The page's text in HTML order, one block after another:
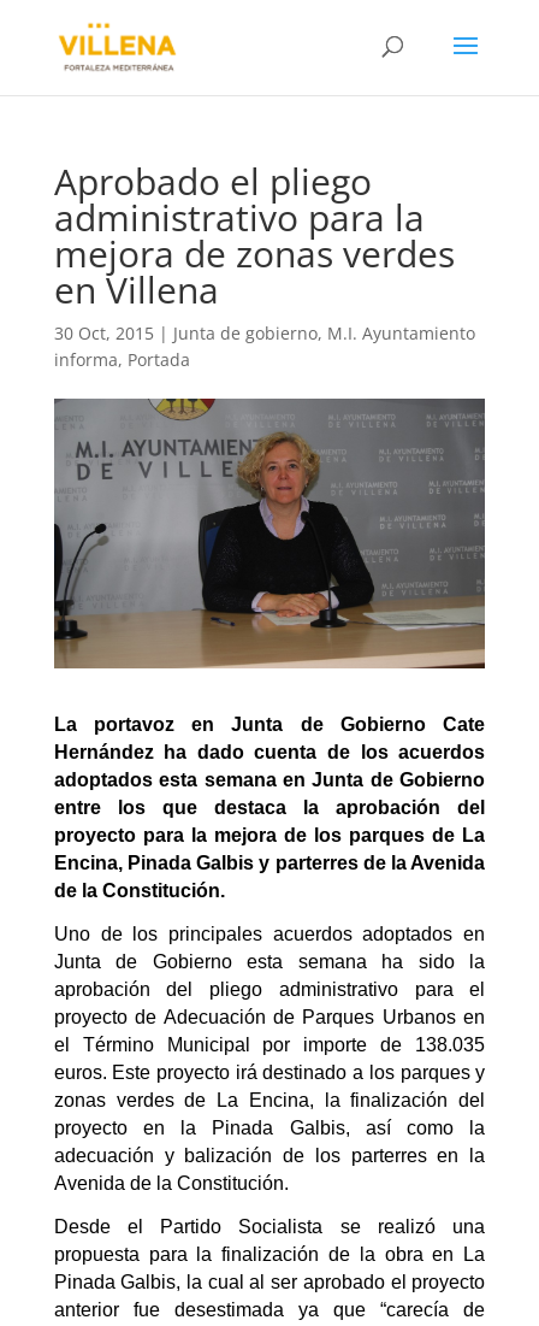
Aprobado el pliego
administrativo para la
mejora de zonas verdes
en Villena
30 Oct, 2015| Junta de gobierno, M.I. Ayuntamiento
informa, Portada
La portavoz en Junta de Gobierno Cate
Hernández ha dado cuenta de los acuerdos
adoptados esta semana en Junta de Gobierno
entre los que destaca la aprobación del
proyecto para la mejora de los parques de La
Encina, Pinada Galbis y parterres de la Avenida
de la Constitución.
Uno de los principales acuerdos adoptados en
Junta de Gobierno esta semana ha sido la
aprobación del pliego administrativo para el
proyecto de Adecuación de Parques Urbanos en
el Término Municipal por importe de 138.035
euros. Este proyecto irá destinado a los parques y
zonas verdes de La Encina, la finalización del
proyecto en la Pinada Galbis, así como la
adecuación y balización de los parterres en la
Avenida de la Constitución.
Desde el Partido Socialista se realizó una
propuesta para la finalización de la obra en La
Pinada Galbis, la cual al ser aprobado el proyecto
anterior fue desestimada ya que “carecía de